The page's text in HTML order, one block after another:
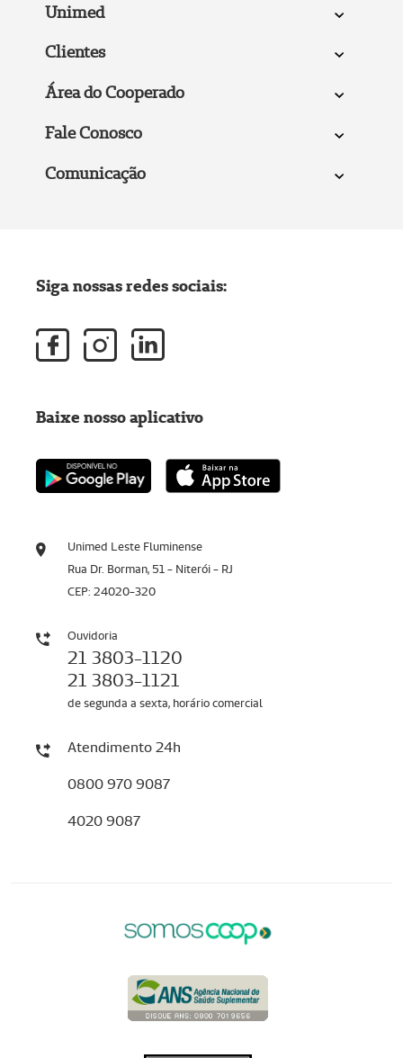
Unimed
Clientes
Área do Cooperado
Fale Conosco
Comunicação
Unimed Leste Fluminense
Rua Dr. Borman, 51 - Niterói - RJ
CEP: 24020-320
Ouvidoria
21 3803-1120
21 3803-1121
de segunda a sexta, horário comercial
Atendimento 24h
0800 970 9087
4020 9087
Siga nossas redes sociais:
Baixe nosso aplicativo